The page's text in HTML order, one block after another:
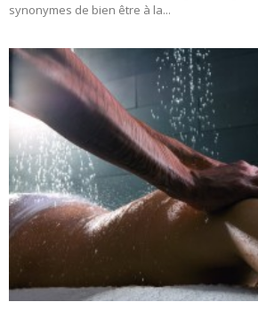
synonymes de bien être à la...